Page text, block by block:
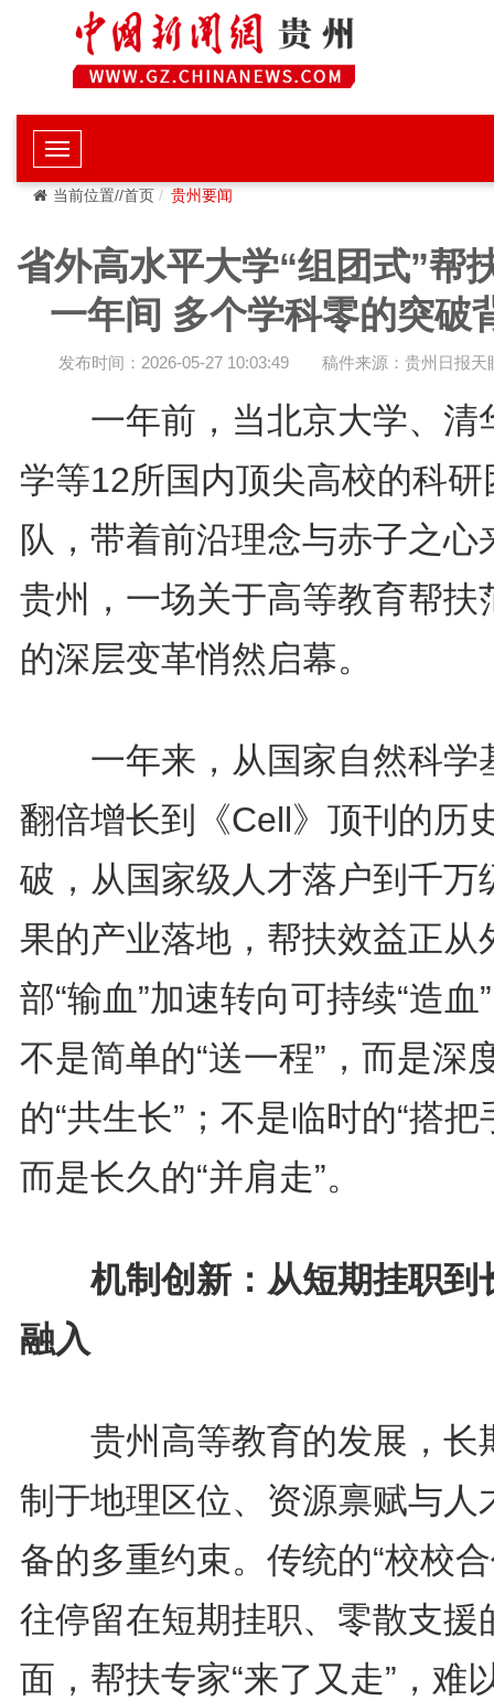
当前位置//首页 贵州要闻
省外高水平大学“组团式”帮
一年间 多个学科零的突破
发布时间：2026-05-27 10:03:49 稿件来源：贵州日报天
一年前，当北京大学、清
学等12所国内顶尖高校的科研
队，带着前沿理念与赤子之心
贵州，一场关于高等教育帮扶
的深层变革悄然启幕。
一年来，从国家自然科学
翻倍增长到《Cell》顶刊的历
破，从国家级人才落户到千万
果的产业落地，帮扶效益正从
部“输血”加速转向可持续“造血
不是简单的“送一程”，而是深
的“共生长”；不是临时的“搭把
而是长久的“并肩走”。
机制创新：从短期挂职到
融入
贵州高等教育的发展，长
制于地理区位、资源禀赋与人
备的多重约束。传统的“校校
往停留在短期挂职、零散支援
面，帮扶专家“来了又走”，难